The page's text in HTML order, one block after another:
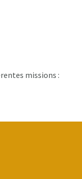
missions :